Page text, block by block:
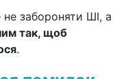
забороняти ШІ, а
так, щоб
.